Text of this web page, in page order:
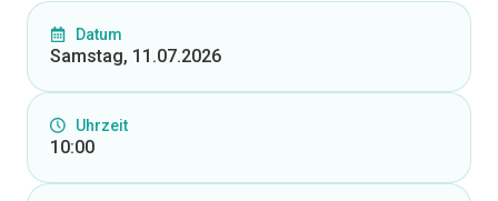
Datum
Samstag, 11.07.2026
Uhrzeit
10:00